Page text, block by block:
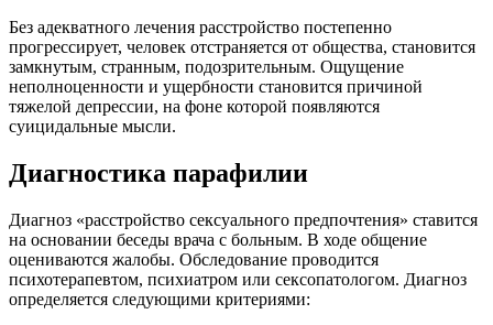
Без адекватного лечения расстройство постепенно
прогрессирует, человек отстраняется от общества, становится
замкнутым, странным, подозрительным. Ощущение
неполноценности и ущербности становится причиной
тяжелой депрессии, на фоне которой появляются
суицидальные мысли.
Диагностика парафилии
Диагноз «расстройство сексуального предпочтения» ставится
на основании беседы врача с больным. В ходе общение
оцениваются жалобы. Обследование проводится
психотерапевтом, психиатром или сексопатологом. Диагноз
определяется следующими критериями: